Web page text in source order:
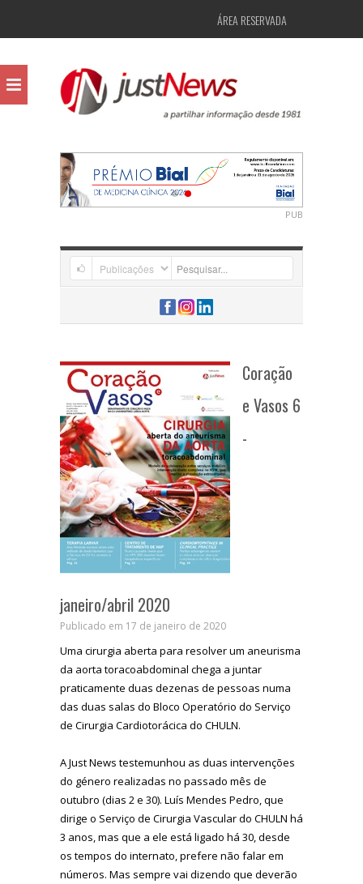
ÁREA RESERVADA
PUB
Coração
e Vasos 6
-
janeiro/abril 2020
Publicado em 17 de janeiro de 2020
Uma cirurgia aberta para resolver um aneurisma
da aorta toracoabdominal chega a juntar
praticamente duas dezenas de pessoas numa
das duas salas do Bloco Operatório do Serviço
de Cirurgia Cardiotorácica do CHULN.
A Just News testemunhou as duas intervenções
do género realizadas no passado mês de
outubro (dias 2 e 30). Luís Mendes Pedro, que
dirige o Serviço de Cirurgia Vascular do CHULN há
3 anos, mas que a ele está ligado há 30, desde
os tempos do internato, prefere não falar em
números. Mas sempre vai dizendo que deverão